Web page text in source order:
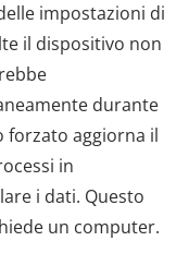
impostazioni di
il dispositivo non
durante
forzato aggiorna il
in
i dati. Questo
un computer.